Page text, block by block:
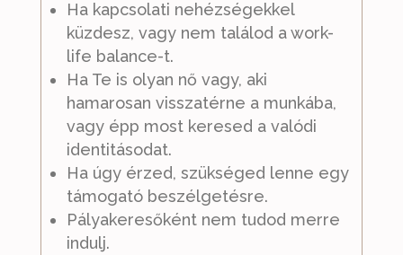
Ha kapcsolati nehézségekkel
küzdesz, vagy nem találod a work-
life balance-t.
Ha Te is olyan nő vagy, aki
hamarosan visszatérne a munkába,
vagy épp most keresed a valódi
identitásodat.
Ha úgy érzed, szükséged lenne egy
támogató beszélgetésre.
Pályakeresőként nem tudod merre
indulj.